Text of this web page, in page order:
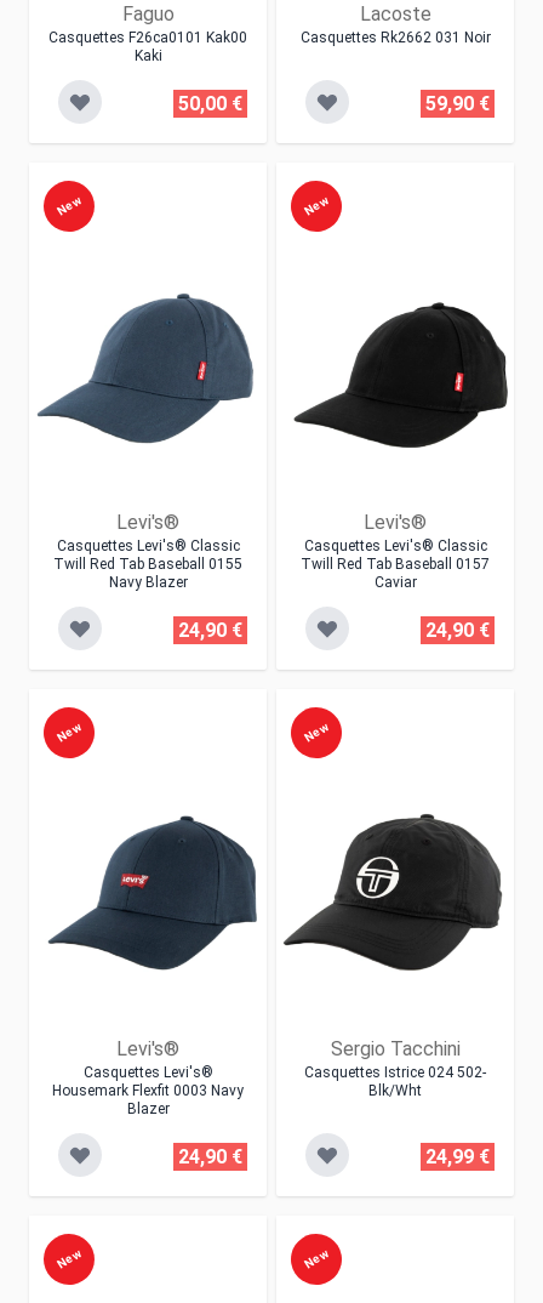
Faguo
Casquettes F26ca0101 Kak00
Kaki
50,00 €
Lacoste
Casquettes Rk2662 031 Noir
59,90 €
Levi's®
Casquettes Levi's® Classic
Twill Red Tab Baseball 0155
Navy Blazer
New
24,90 €
Levi's®
Casquettes Levi's® Classic
Twill Red Tab Baseball 0157
Caviar
New
24,90 €
Levi's®
Casquettes Levi's®
Housemark Flexfit 0003 Navy
Blazer
New
24,90 €
Sergio Tacchini
Casquettes Istrice 024 502-
Blk/wht
New
24,99 €
New New